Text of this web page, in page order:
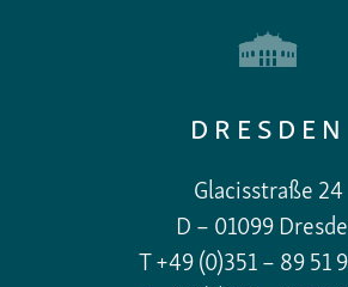
DRESDEN
Glacisstraße 24
D – 01099
T +49 (0)351 – 89 51